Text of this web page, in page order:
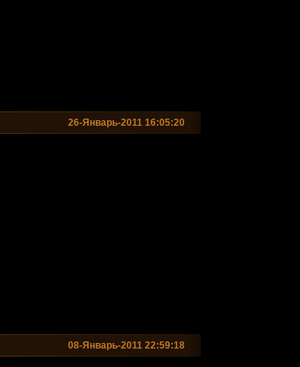
26-Январь-2011 16:05:20
08-Январь-2011 22:59:18